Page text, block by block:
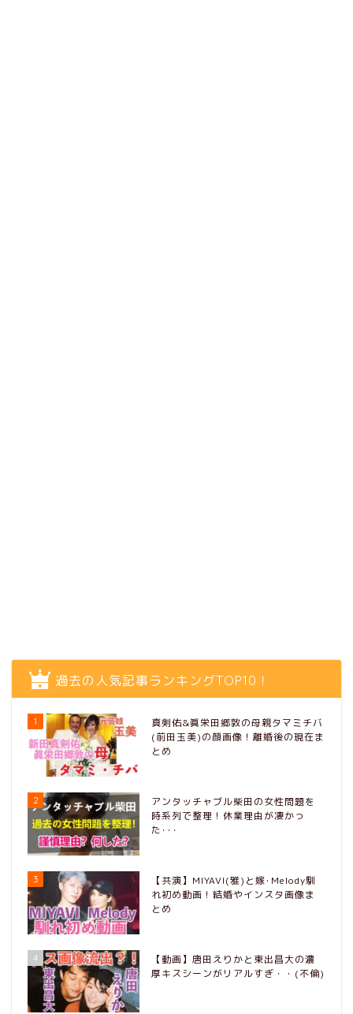
過去の人気記事ランキングTOP10！
1
真剣佑&眞栄田郷敦の母親タマミチバ
(前田玉美)の顔画像！離婚後の現在ま
とめ
2
アンタッチャブル柴田の女性問題を
時系列で整理！休業理由が凄かっ
た･･･
3
【共演】MIYAVI(雅)と嫁･Melody馴
れ初め動画！結婚やインスタ画像ま
とめ
4
【動画】唐田えりかと東出昌大の濃
厚キスシーンがリアルすぎ・・(不倫)